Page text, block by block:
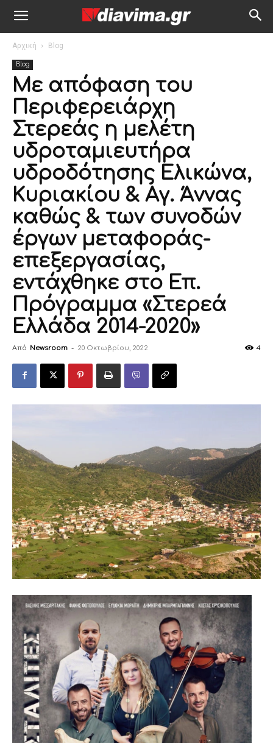
Αρχική Blog
Blog
Με απόφαση του
Περιφερειάρχη
Στερεάς η μελέτη
υδροταμιευτήρα
υδροδότησης Ελικώνα,
Κυριακίου & Αγ. Άννας
καθώς & των συνοδών
έργων μεταφοράς-
επεξεργασίας,
εντάχθηκε στο Επ.
Πρόγραμμα «Στερεά
Ελλάδα 2014-2020»
Από Newsroom - 20 Οκτωβρίου, 2022 4